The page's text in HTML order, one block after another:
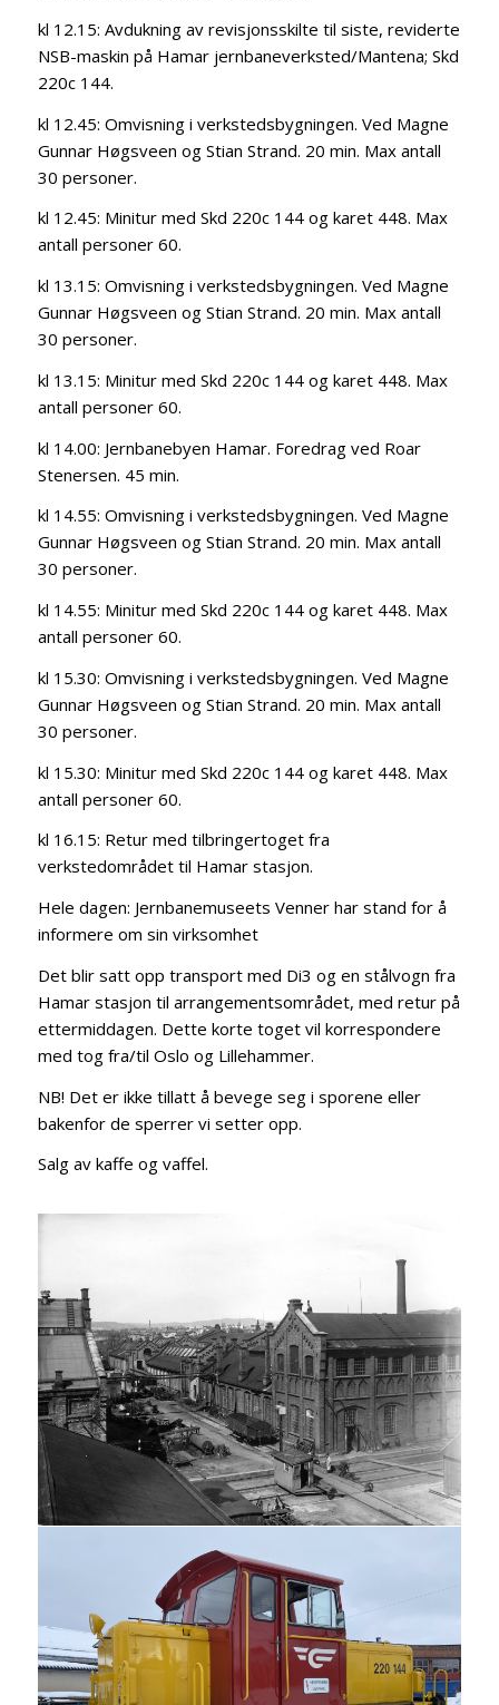
kl 12.15: Avdukning av revisjonsskilte til siste, reviderte
NSB-maskin på Hamar jernbaneverksted/Mantena; Skd
220c 144.
kl 12.45: Omvisning i verkstedsbygningen. Ved Magne
Gunnar Høgsveen og Stian Strand. 20 min. Max antall
30 personer.
kl 12.45: Minitur med Skd 220c 144 og karet 448. Max
antall personer 60.
kl 13.15: Omvisning i verkstedsbygningen. Ved Magne
Gunnar Høgsveen og Stian Strand. 20 min. Max antall
30 personer.
kl 13.15: Minitur med Skd 220c 144 og karet 448. Max
antall personer 60.
kl 14.00: Jernbanebyen Hamar. Foredrag ved Roar
Stenersen. 45 min.
kl 14.55: Omvisning i verkstedsbygningen. Ved Magne
Gunnar Høgsveen og Stian Strand. 20 min. Max antall
30 personer.
kl 14.55: Minitur med Skd 220c 144 og karet 448. Max
antall personer 60.
kl 15.30: Omvisning i verkstedsbygningen. Ved Magne
Gunnar Høgsveen og Stian Strand. 20 min. Max antall
30 personer.
kl 15.30: Minitur med Skd 220c 144 og karet 448. Max
antall personer 60.
kl 16.15: Retur med tilbringertoget fra
verkstedområdet til Hamar stasjon.
Hele dagen: Jernbanemuseets Venner har stand for å
informere om sin virksomhet
Det blir satt opp transport med Di3 og en stålvogn fra
Hamar stasjon til arrangementsområdet, med retur på
ettermiddagen. Dette korte toget vil korrespondere
med tog fra/til Oslo og Lillehammer.
NB! Det er ikke tillatt å bevege seg i sporene eller
bakenfor de sperrer vi setter opp.
Salg av kaffe og vaffel.